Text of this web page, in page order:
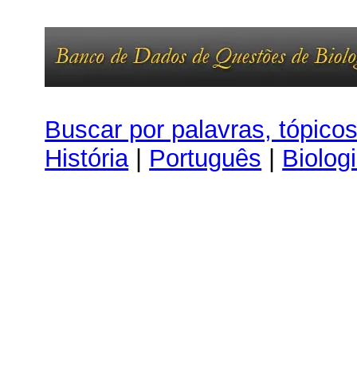
Buscar por palavras,
História| Português |